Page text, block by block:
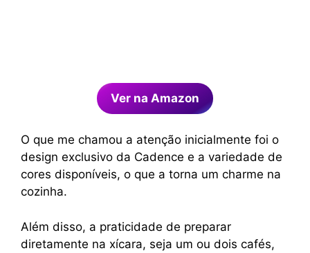
Ver na Amazon
O que me chamou a atenção inicialmente foi o
design exclusivo da Cadence e a variedade de
cores disponíveis, o que a torna um charme na
cozinha.
Além disso, a praticidade de preparar
diretamente na xícara, seja um ou dois cafés,